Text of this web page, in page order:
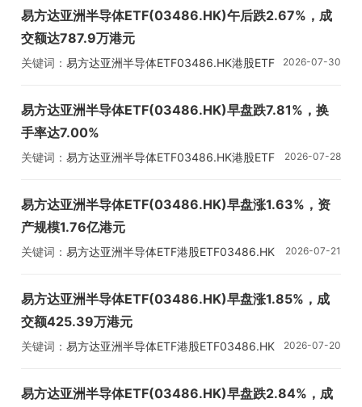
易方达亚洲半导体ETF(03486.HK)午后跌2.67%，成
交额达787.9万港元
关键词： 易方达亚洲半导体ETF03486.HK港股ETF 2026-07-30
易方达亚洲半导体ETF(03486.HK)早盘跌7.81%，换
手率达7.00%
关键词： 易方达亚洲半导体ETF03486.HK港股ETF 2026-07-28
易方达亚洲半导体ETF(03486.HK)早盘涨1.63%，资
产规模1.76亿港元
关键词： 易方达亚洲半导体ETF港股ETF03486.HK 2026-07-21
易方达亚洲半导体ETF(03486.HK)早盘涨1.85%，成
交额425.39万港元
关键词： 易方达亚洲半导体ETF港股ETF03486.HK 2026-07-20
易方达亚洲半导体ETF(03486.HK)早盘跌2.84%，成